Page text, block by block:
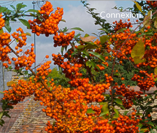
Connexion |